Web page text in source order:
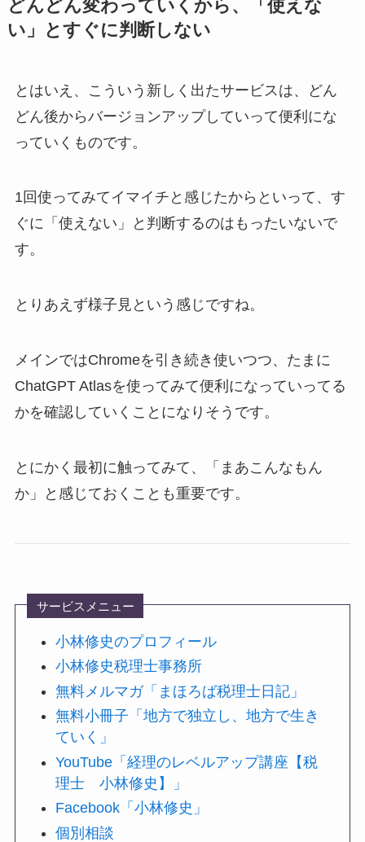
どんどん変わっていくから、「使えな
い」とすぐに判断しない
とはいえ、こういう新しく出たサービスは、どん
どん後からバージョンアップしていって便利にな
っていくものです。
1回使ってみてイマイチと感じたからといって、す
ぐに「使えない」と判断するのはもったいないで
す。
とりあえず様子見という感じですね。
メインではChromeを引き続き使いつつ、たまに
ChatGPT Atlasを使ってみて便利になっていってる
かを確認していくことになりそうです。
とにかく最初に触ってみて、「まあこんなもん
か」と感じておくことも重要です。
サービスメニュー
小林修史のプロフィール
小林修史税理士事務所
無料メルマガ「まほろば税理士日記」
無料小冊子「地方で独立し、地方で生き
ていく」
YouTube「経理のレベルアップ講座【税
理士 小林修史】」
Facebook「小林修史」
個別相談